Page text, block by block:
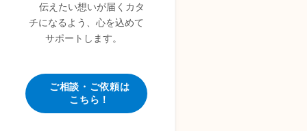
伝えたい想いが届くカタ
チになるよう、心を込めて
サポートします。
ご相談・ご依頼は
こちら！